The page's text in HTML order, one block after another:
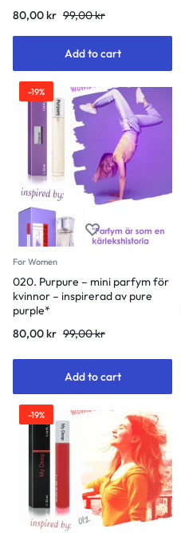
80,00kr 99,00kr
Add to cart
-19%
For Women
020. Purpure – mini parfym för
kvinnor – inspirerad av pure
purple*
80,00kr 99,00kr
Add to cart
-19%